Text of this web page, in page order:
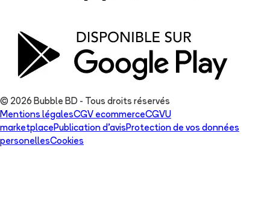
© 2026 Bubble BD - Tous droits réservés
Mentions légalesCGV ecommerceCGVU
marketplacePublication d'avisProtection de vos données
personellesCookies